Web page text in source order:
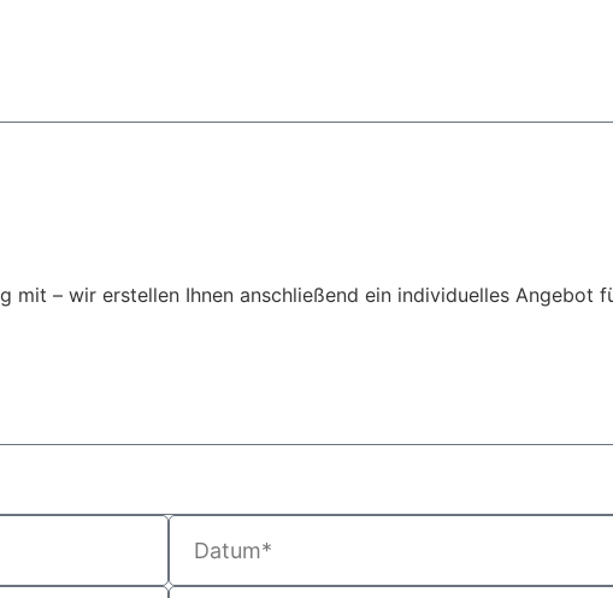
mit – wir erstellen Ihnen anschließend ein individuelles Angebot